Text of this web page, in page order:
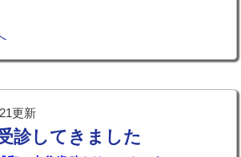
更新
診してきました